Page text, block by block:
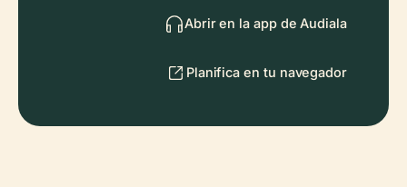
Abrir en la app de Audiala
Planifica en tu navegador